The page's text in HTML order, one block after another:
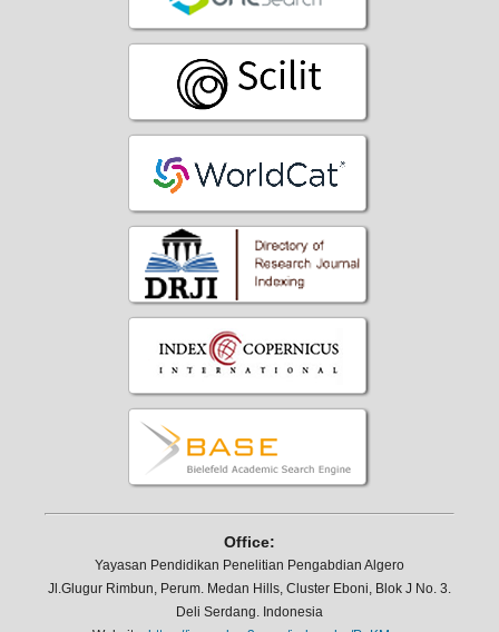
Office:
Yayasan Pendidikan Penelitian Pengabdian Algero
Jl.Glugur Rimbun, Perum. Medan Hills, Cluster Eboni, Blok J No. 3.
Deli Serdang. Indonesia